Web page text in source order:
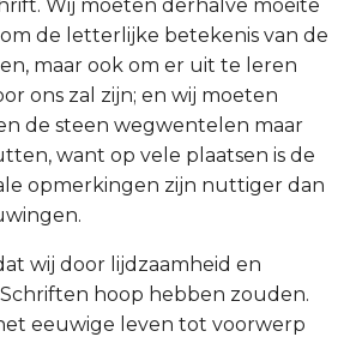
Wij moeten derhalve moeite
de letterlijke betekenis van de
maar ook om er uit te leren
ons zal zijn; en wij moeten
de steen wegwentelen maar
want op vele plaatsen is de
opmerkingen zijn nuttiger dan
wij door lijdzaamheid en
hoop hebben zouden.
eeuwige leven tot voorwerp